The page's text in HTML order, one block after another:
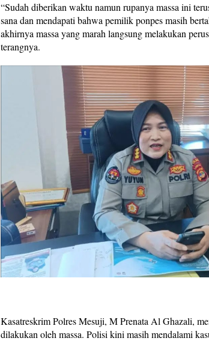
“Sudah diberikan waktu namun rupanya massa ini
sana dan mendapati bahwa pemilik ponpes masih
akhirnya massa yang marah langsung melakukan
terangnya.
Kasatreskrim Polres Mesuji, M Prenata Al Ghazali,
dilakukan oleh massa. Polisi kini masih mendalami